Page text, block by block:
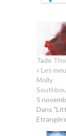
Tade
« Les
Molly
5
Dans